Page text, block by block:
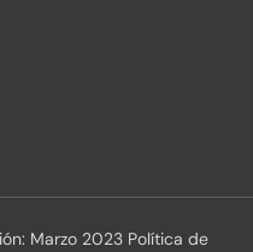
Marzo 2023 Política de